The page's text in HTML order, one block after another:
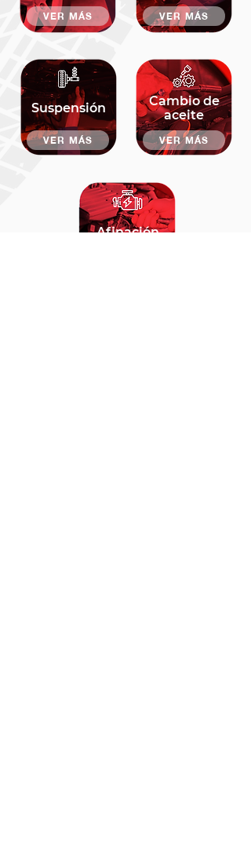
VER MÁS
Suspensión
VER MÁS
VER MÁS
Cambio de
aceite
VER MÁS
Afinación